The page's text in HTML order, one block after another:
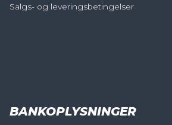
Salgs- og leveringsbetingelser
BANKOPLYSNINGER